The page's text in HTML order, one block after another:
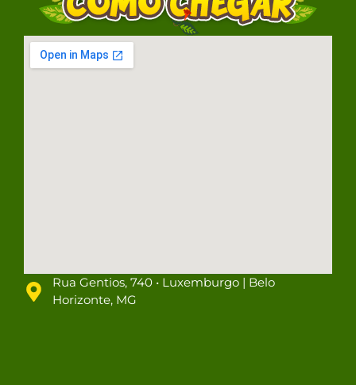
Rua Gentios, 740 • Luxemburgo | Belo
Horizonte, MG